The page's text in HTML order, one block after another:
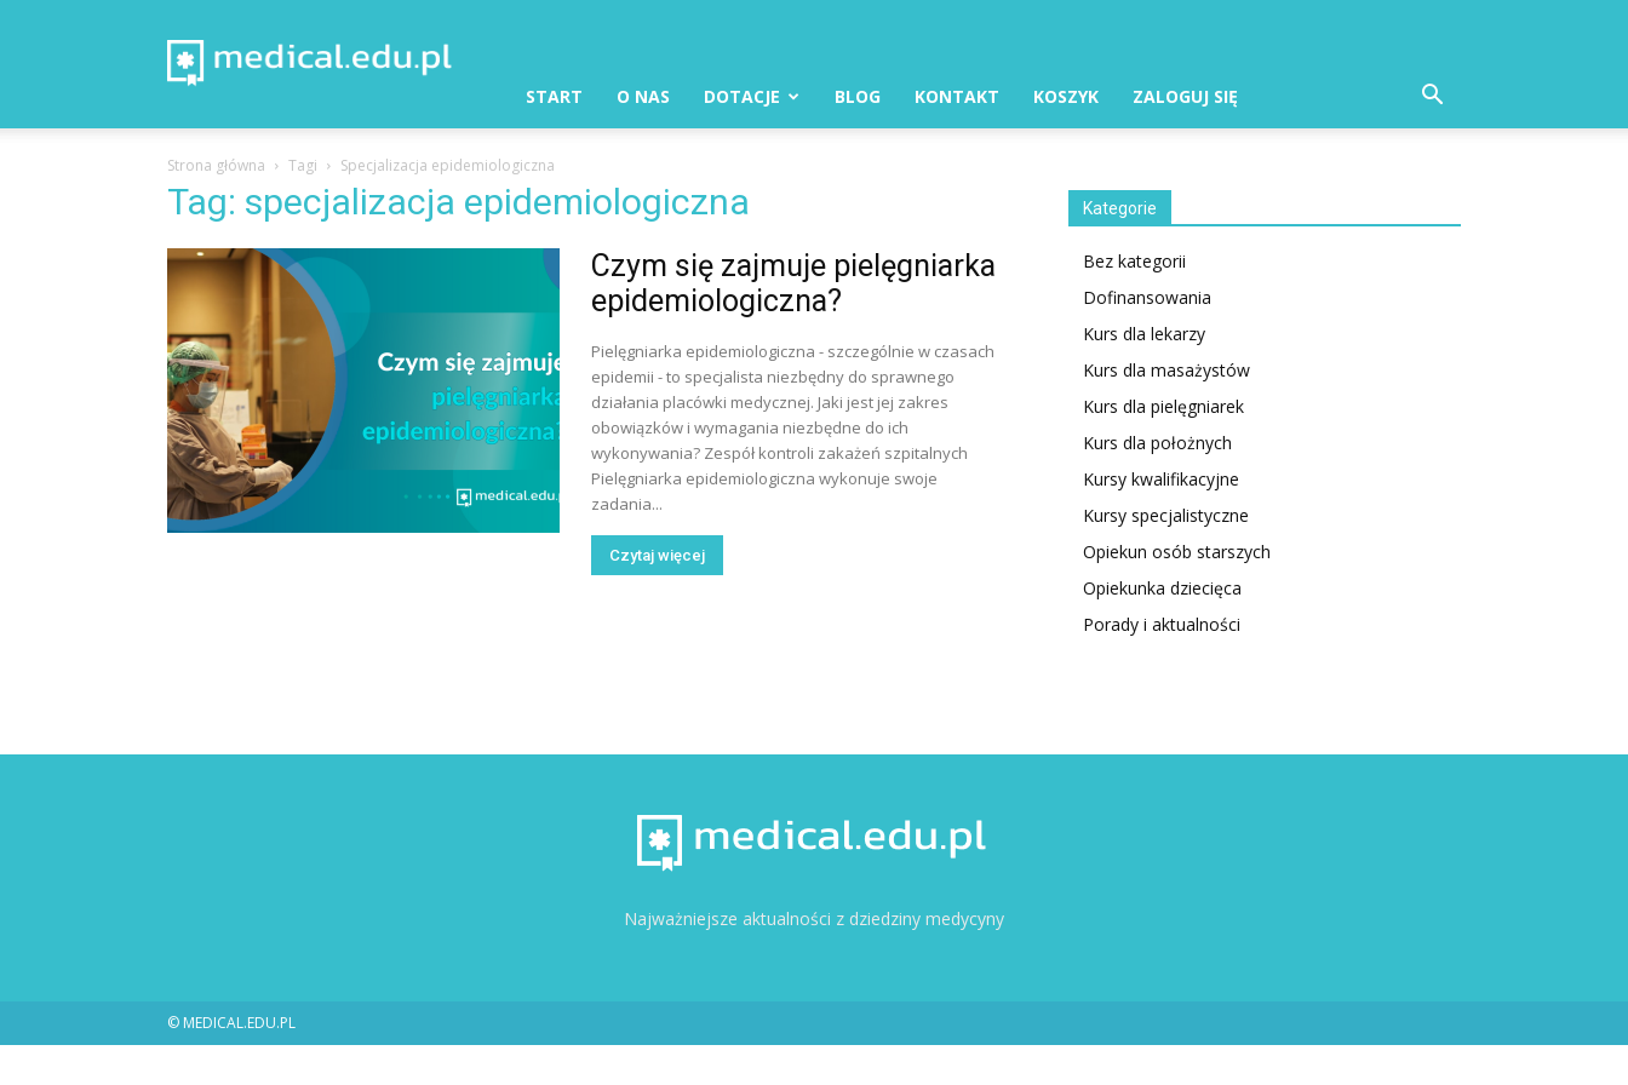
–
Aktualności
START O NAS DOTACJE BLOG KONTAKT KOSZYK ZALOGUJ SIĘ
Strona główna Tagi Specjalizacja epidemiologiczna
Tag: specjalizacja epidemiologiczna
Czym się zajmuje pielęgniarka
epidemiologiczna?
Pielęgniarka epidemiologiczna - szczególnie w czasach
epidemii - to specjalista niezbędny do sprawnego
działania placówki medycznej. Jaki jest jej zakres
obowiązków i wymagania niezbędne do ich
wykonywania? Zespół kontroli zakażeń szpitalnych
Pielęgniarka epidemiologiczna wykonuje swoje
zadania...
Czytaj więcej
Kategorie
Bez kategorii
Dofinansowania
Kurs dla lekarzy
Kurs dla masażystów
Kurs dla pielęgniarek
Kurs dla położnych
Kursy kwalifikacyjne
Kursy specjalistyczne
Opiekun osób starszych
Opiekunka dziecięca
Porady i aktualności
Najważniejsze aktualności z dziedziny medycyny
© MEDICAL.EDU.PL